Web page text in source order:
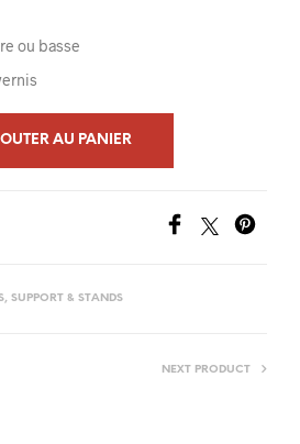
ou basse
AU PANIER
, SUPPORT & STANDS
NEXT PRODUCT